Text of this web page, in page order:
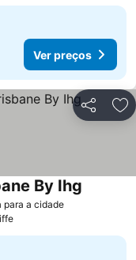
Ver preços
Partilhar
para a cidade
By Ihg